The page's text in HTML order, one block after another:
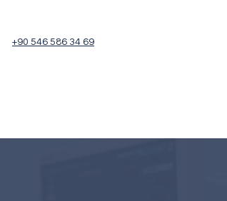
+90 546 586 34 69